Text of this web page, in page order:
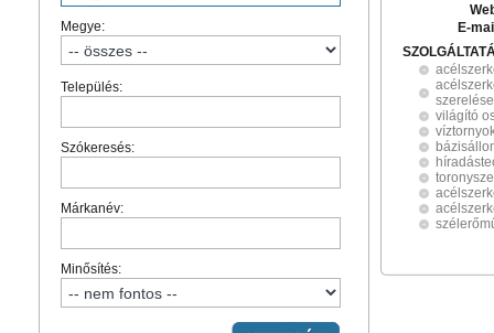
Megye:
Település:
Szókeresés:
Márkanév:
Minősítés:
E-
szerelése
világító